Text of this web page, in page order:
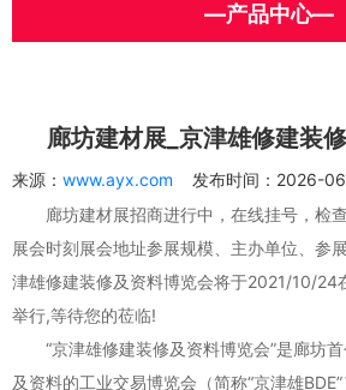
—产品中心—
廊坊建材展_京津雄修建装
来源： www.ayx.com 发布时间：2026-
廊坊建材展招商进行中，在线挂号，检查
展会时刻展会地址参展规模、主办单位、参
津雄修建装修及资料博览会将于2021/10/24
举行,等待您的莅临!
“京津雄修建装修及资料博览会”是廊坊首
及资料的工业交易博览会（简称“京津雄BDE”